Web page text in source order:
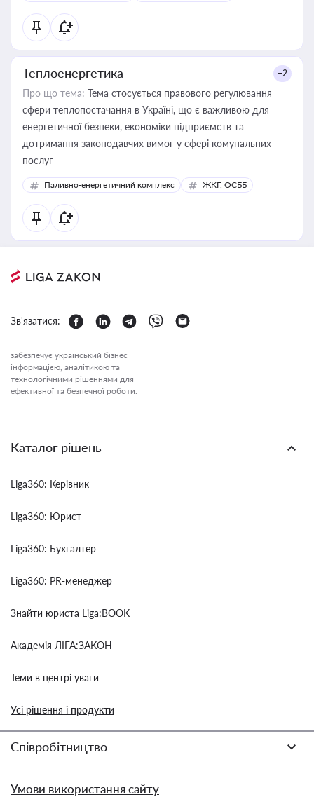
Теплоенергетика +2
Про що тема: Тема стосується правового регулювання
сфери теплопостачання в Україні, що є важливою для
енергетичної безпеки, економіки підприємств та
дотримання законодавчих вимог у сфері комунальних
послуг
Паливно-енергетичний комплекс ЖКГ, ОСББ
Зв'язатися:
забезпечує український бізнес
інформацією, аналітикою та
технологічними рішеннями для
ефективної та безпечної роботи.
Каталог рішень
Liga360: Керівник
Liga360: Юрист
Liga360: Бухгалтер
Liga360: PR-менеджер
Знайти юриста Liga:BOOK
Академія ЛІГА:ЗАКОН
Теми в центрі уваги
Усі рішення і продукти
Співробітництво
Умови використання сайту